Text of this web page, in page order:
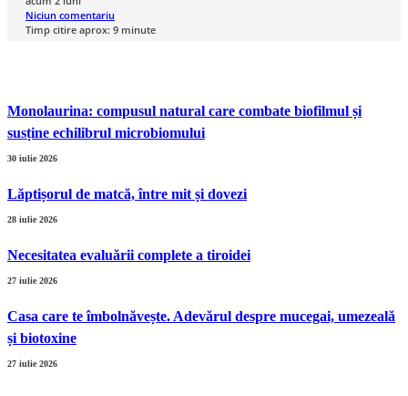
Niciun comentariu
Timp citire aprox: 9 minute
Monolaurina: compusul natural care combate biofilmul și
susține echilibrul microbiomului
30 iulie 2026
Lăptișorul de matcă, între mit și dovezi
28 iulie 2026
Necesitatea evaluării complete a tiroidei
27 iulie 2026
Casa care te îmbolnăvește. Adevărul despre mucegai, umezeală
și biotoxine
27 iulie 2026